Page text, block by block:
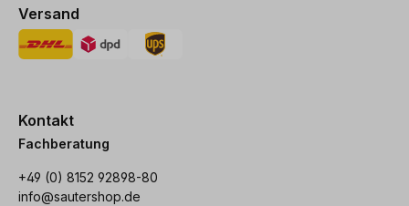
Versand
Kontakt
Fachberatung
+49 (0) 8152 92898-80
info@sautershop.de